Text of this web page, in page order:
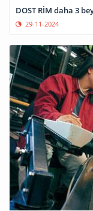
DOST RİM daha 3
29-11-2024